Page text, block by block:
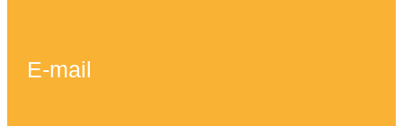
E-mail